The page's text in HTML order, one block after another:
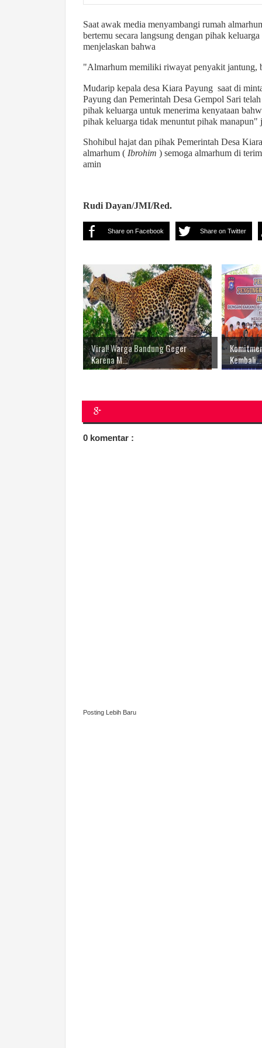
Saat awak media menyambangi rumah
bertemu secara langsung dengan pihak
menjelaskan bahwa
"Almarhum memiliki riwayat penyakit jantung,
Mudarip kepala desa Kiara Payung saat di
Payung dan Pemerintah Desa Gempol Sari
pihak keluarga untuk menerima kenyataan
pihak keluarga tidak menuntut pihak manapun"
Shohibul hajat dan pihak Pemerintah Desa
almarhum ( Ibrohim ) semoga almarhum di
amin
Rudi Dayan/JMI/Red.
Share on Facebook Share on Twitter
Viral! Warga Bandung Geger
Karena M...
Kembali...
0 komentar :
Posting Lebih Baru